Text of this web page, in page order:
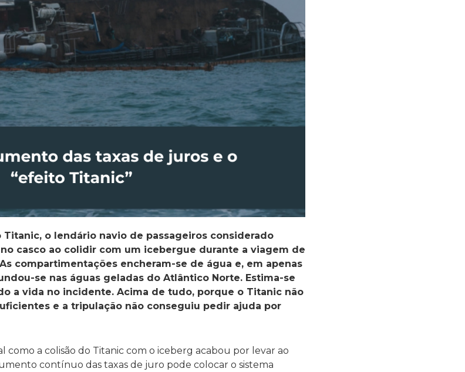
Titanic, o lendário navio de passageiros considerado
casco ao colidir com um icebergue durante a viagem de
compartimentações encheram-se de água e, em apenas
se nas águas geladas do Atlântico Norte. Estima-se
a vida no incidente. Acima de tudo, porque o Titanic não
e a tripulação não conseguiu pedir ajuda por
como a colisão do Titanic com o iceberg acabou por levar ao
contínuo das taxas de juro pode colocar o sistema